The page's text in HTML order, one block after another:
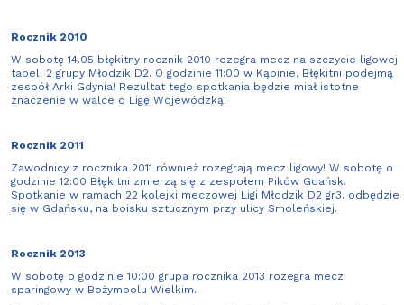
Rocznik 2010
W sobotę 14.05 błękitny rocznik 2010 rozegra mecz na szczycie ligowej
tabeli 2 grupy Młodzik D2. O godzinie 11:00 w Kąpinie, Błękitni podejmą
zespół Arki Gdynia! Rezultat tego spotkania będzie miał istotne
znaczenie w walce o Ligę Wojewódzką!
Rocznik 2011
Zawodnicy z rocznika 2011 również rozegrają mecz ligowy! W sobotę o
godzinie 12:00 Błękitni zmierzą się z zespołem Pików Gdańsk.
Spotkanie w ramach 22 kolejki meczowej Ligi Młodzik D2 gr3. odbędzie
się w Gdańsku, na boisku sztucznym przy ulicy Smoleńskiej.
Rocznik 2013
W sobotę o godzinie 10:00 grupa rocznika 2013 rozegra mecz
sparingowy w Bożympolu Wielkim.